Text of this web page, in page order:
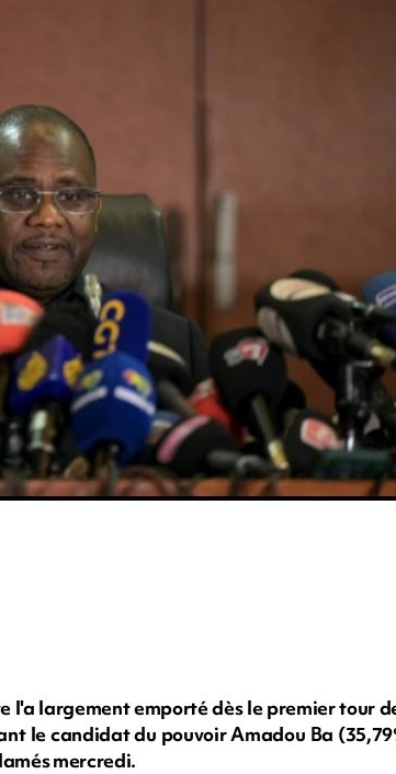
l'a largement emporté dès le premier tour
le candidat du pouvoir Amadou Ba
mercredi.